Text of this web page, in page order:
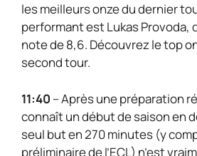
les meilleurs onze du dernier
performant est Lukas Provoda,
note de 8,6. Découvrez le top
second tour.
11:40 – Après une préparation
connaît un début de saison en
seul but en 270 minutes (y
préliminaire de l’ECL) n’est